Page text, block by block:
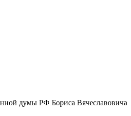
думы РФ Бориса Вячеславовича